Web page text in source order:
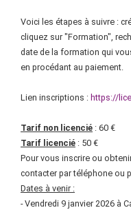
Voici les étapes à suivre :
cliquez sur "Formation",
date de la formation qui
en procédant au paiement.
Lien inscriptions : https://
Tarif non licencié : 60 €
Tarif licencié : 50 €
Pour vous inscrire ou
contacter par téléphone ou
Dates à venir :
- Vendredi 9 janvier 2026 à